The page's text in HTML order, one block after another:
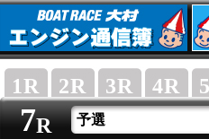
1R 2R 3R 4R 5
7R 予選